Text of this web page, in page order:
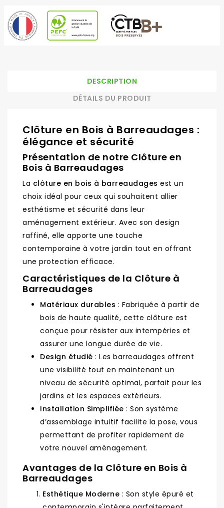
DESCRIPTION
DÉTAILS DU PRODUIT
Clôture en Bois à Barreaudages :
élégance et sécurité
Présentation de notre Clôture en
Bois à Barreaudages
La clôture en bois à barreaudages est un
choix idéal pour ceux qui souhaitent allier
esthétisme et sécurité dans leur
aménagement extérieur. Avec son design
raffiné, elle apporte une touche
contemporaine à votre jardin tout en offrant
une protection efficace.
Caractéristiques de la Clôture à
Barreaudages
Matériaux durables : Fabriquée à partir de
bois de haute qualité, cette clôture est
conçue pour résister aux intempéries et
assurer une longue durée de vie.
Design étudié : Les barreaudages offrent
une visibilité tout en maintenant un
niveau de sécurité optimal, parfait pour les
jardins et les espaces extérieurs.
Installation Simplifiée : Son système
d’assemblage intuitif facilite la pose, vous
permettant de profiter rapidement de
votre nouvel aménagement.
Avantages de la Clôture en Bois à
Barreaudages
Esthétique Moderne : Son style épuré et